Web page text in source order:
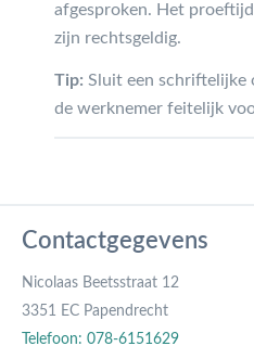
afgesproken. Het
zijn rechtsgeldig.
Tip: Sluit een schriftelijke
de werknemer feitelijk
Contactgegevens
Nicolaas Beetsstraat 12
3351 EC Papendrecht
Telefoon: 078-6151629